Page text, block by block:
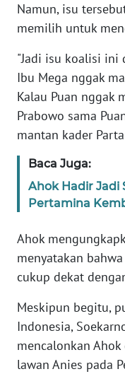
Namun, isu
memilih untuk
"Jadi isu koalisi ini
Ibu Mega nggak
Kalau Puan nggak
Prabowo sama
mantan kader
Baca Juga:
Ahok Hadir Jadi
Pertamina
Ahok
menyatakan
cukup dekat
Meskipun begitu,
Indonesia,
mencalonkan
lawan Anies pada
WN
RIAU
SERAMBI
WN
JAMBI
SULTRA
NTB
WN
WN
SULBAR